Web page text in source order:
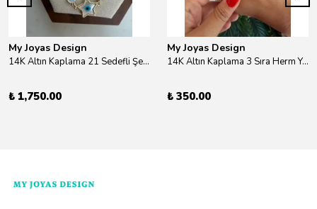
My Joyas Design
14K Altın Kaplama 21 Sedefli Şekiller Kolye 46cm
₺ 1,750.00
My Joyas Design
14K Altın Kaplama 3 Sıra Herm Yüzük Gold
₺ 350.00